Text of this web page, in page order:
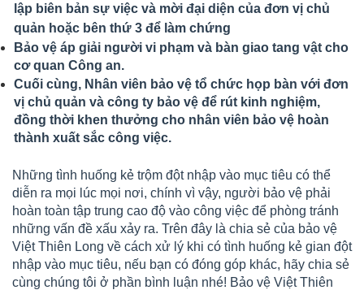
lập biên bản sự việc và mời đại diện của đơn vị chủ
quản hoặc bên thứ 3 để làm chứng
Bảo vệ áp giải người vi phạm và bàn giao tang vật cho
cơ quan Công an.
Cuối cùng, Nhân viên bảo vệ tổ chức họp bàn với đơn
vị chủ quản và công ty bảo vệ để rút kinh nghiệm,
đồng thời khen thưởng cho nhân viên bảo vệ hoàn
thành xuất sắc công việc.
Những tình huống kẻ trộm đột nhập vào mục tiêu có thể
diễn ra mọi lúc mọi nơi, chính vì vậy, người bảo vệ phải
hoàn toàn tập trung cao độ vào công việc để phòng tránh
những vấn đề xấu xảy ra. Trên đây là chia sẻ của bảo vệ
Việt Thiên Long về cách xử lý khi có tình huống kẻ gian đột
nhập vào mục tiêu, nếu bạn có đóng góp khác, hãy chia sẻ
cùng chúng tôi ở phần bình luận nhé! Bảo vệ Việt Thiên